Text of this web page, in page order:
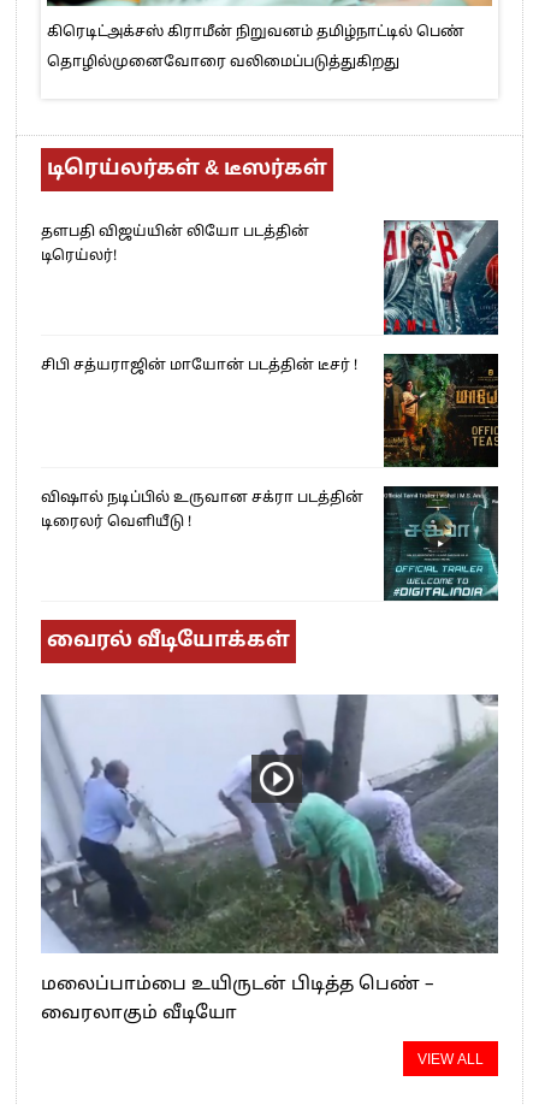
கிரெடிட்அக்சஸ் கிராமீன் நிறுவனம் தமிழ்நாட்டில் பெண்
தொழில்முனைவோரை வலிமைப்படுத்துகிறது
டிரெய்லர்கள் & டீஸர்கள்
தளபதி விஜய்யின் லியோ படத்தின்
டிரெய்லர்!
சிபி சத்யராஜின் மாயோன் படத்தின் டீசர் !
விஷால் நடிப்பில் உருவான சக்ரா படத்தின்
டிரைலர் வெளியீடு !
வைரல் வீடியோக்கள்
மலைப்பாம்பை உயிருடன் பிடித்த பெண் –
வைரலாகும் வீடியோ
VIEW ALL